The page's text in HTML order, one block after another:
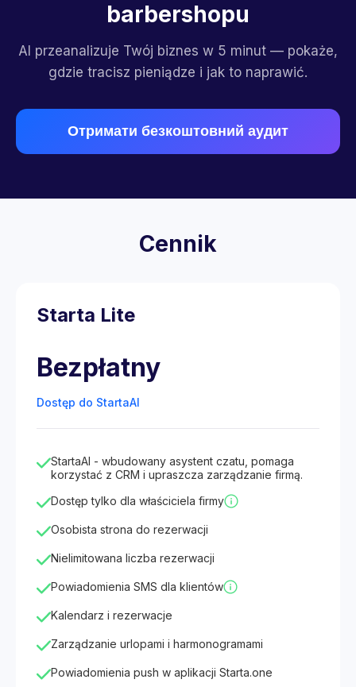
barbershopu
AI przeanalizuje Twój biznes w 5 minut — pokaże,
gdzie tracisz pieniądze i jak to naprawić.
Отримати безкоштовний аудит
Cennik
Starta Lite
Bezpłatny
Dostęp do StartaAI
StartaAI - wbudowany asystent czatu, pomaga
korzystać z CRM i upraszcza zarządzanie firmą.
Dostęp tylko dla właściciela firmy
Osobista strona do rezerwacji
Nielimitowana liczba rezerwacji
Powiadomienia SMS dla klientów
Kalendarz i rezerwacje
Zarządzanie urlopami i harmonogramami
Powiadomienia push w aplikacji Starta.one